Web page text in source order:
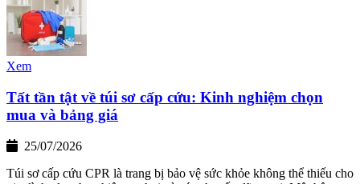
Xem
Tất tần tật về túi sơ cấp cứu: Kinh nghiệm chọn
mua và bảng giá
25/07/2026
Túi sơ cấp cứu CPR là trang bị bảo vệ sức khỏe không thể thiếu cho